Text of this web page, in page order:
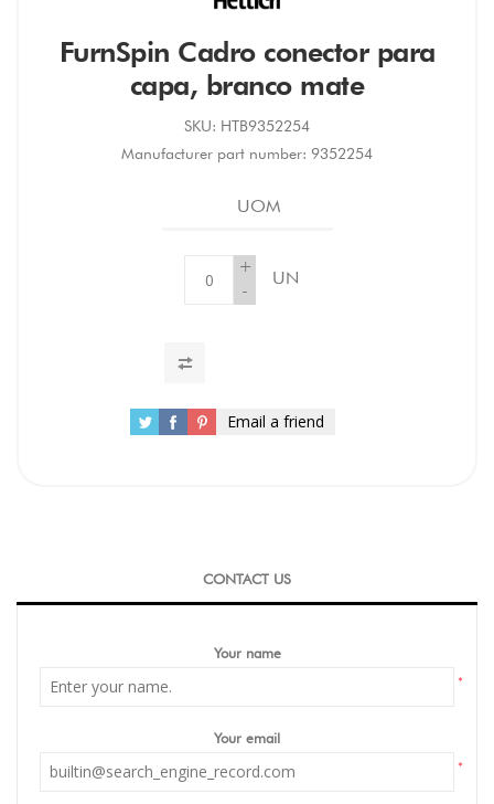
FurnSpin Cadro conector para
capa, branco mate
SKU: HTB9352254
Manufacturer part number: 9352254
UOM
+
-
UN
Email a friend
CONTACT US
Your name
*
Your email
*